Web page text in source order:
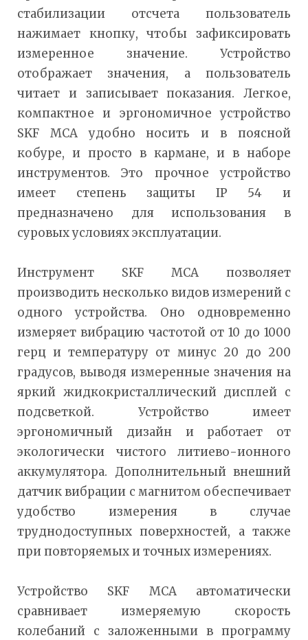
стабилизации отсчета пользователь
нажимает кнопку, чтобы зафиксировать
измеренное значение. Устройство
отображает значения, а пользователь
читает и записывает показания. Легкое,
компактное и эргономичное устройство
SKF MCA удобно носить и в поясной
кобуре, и просто в кармане, и в наборе
инструментов. Это прочное устройство
имеет степень защиты IP 54 и
предназначено для использования в
суровых условиях эксплуатации.
Инструмент SKF MCA позволяет
производить несколько видов измерений с
одного устройства. Оно одновременно
измеряет вибрацию частотой от 10 до 1000
герц и температуру от минус 20 до 200
градусов, выводя измеренные значения на
яркий жидкокристаллический дисплей с
подсветкой. Устройство имеет
эргономичный дизайн и работает от
экологически чистого литиево-ионного
аккумулятора. Дополнительный внешний
датчик вибрации с магнитом обеспечивает
удобство измерения в случае
труднодоступных поверхностей, а также
при повторяемых и точных измерениях.
Устройство SKF MCA автоматически
сравнивает измеряемую скорость
колебаний с заложенными в программу